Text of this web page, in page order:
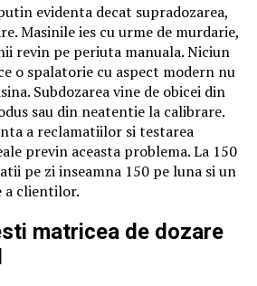
evidenta decat supradozarea,
Masinile ies cu urme de murdarie,
revin pe periuta manuala. Niciun
o spalatorie cu aspect modern nu
Subdozarea vine de obicei din
sau din neatentie la calibrare.
a reclamatiilor si testarea
previn aceasta problema. La 150
pe zi inseamna 150 pe luna si un
a clientilor.
matricea de dozare